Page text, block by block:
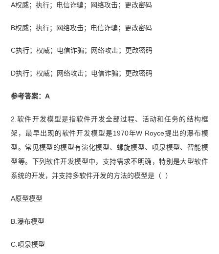
A权威；执行；电信诈骗；网络攻击；更改密码
B权威；执行；网络攻击；电信诈骗；更改密码
C执行；权威；电信诈骗；网络攻击；更改密码
D执行；权威；网络攻击；电信诈骗；更改密码
参考答案：A
2.软件开发模型是指软件开发全部过程、活动和任务的结构框
架，最早出现的软件开发模型是1970年W Royce提出的瀑布模
型。常见模型的模型有演化模型、螺旋模型、喷泉模型、智能模
型等。下列软件开发模型中，支持需求不明确，特别是大型软件
系统的开发，并支持多软件开发的方法的模型是（ ）
A原型模型
B.瀑布模型
C.喷泉模型